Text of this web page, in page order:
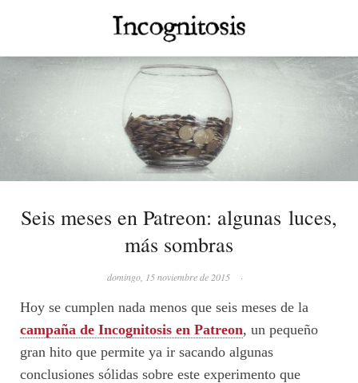
Seis meses en Patreon: algunas luces,
más sombras
domingo, 15 noviembre de 2015 ·
Hoy se cumplen nada menos que seis meses de la
campaña de Incognitosis en Patreon, un pequeño
gran hito que permite ya ir sacando algunas
conclusiones sólidas sobre este experimento que